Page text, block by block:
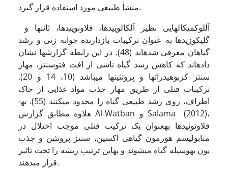
منشأ طبیعی مورد استفاده قرار گیرد.
گلیکوزید­ها به عنوان ترکیبات بازدارنده جوانه زنی و رشد
گیاهان معرفی شده­اند (48). در این رابطه گزارش­ها نشان
داده­اند که کاهش رشد گیاه ناشی از افت فتوسنتز، مهار
سنتز کربوهیدرات­ها و پروتئین­ها می­باشد (10، 14 و 20).
ترکیبات فنلی از طریق مهار جذب مواد غذایی از خاک
اطراف، روی رشد طبیعی گیاه را محدود می­کنند (55). به­­
علاوه مطابق گزارش Al-Watban و Salama (2012)،
فلاونوئیدها به­عنوان یک ترکیب فنلی موجب اختلال در
متابولیسم هورمون گیاهی اکسین، سنتز پروتئین و جذب
یون به­وسیله گیاه می­شوند و به­این ترتیب ریشه را تحت تاثیر
قرار می­دهند.